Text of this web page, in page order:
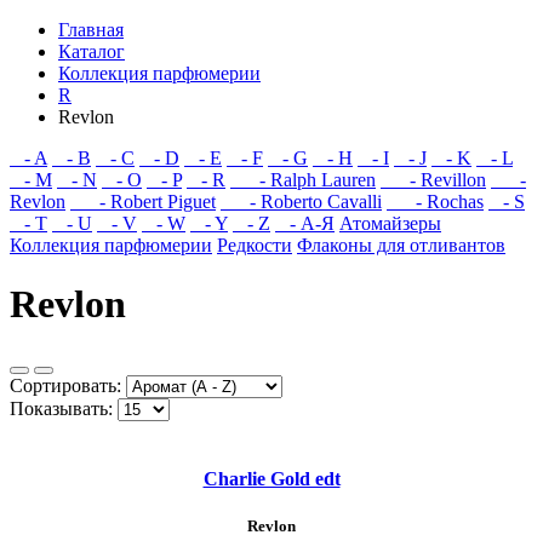
Главная
Каталог
Коллекция парфюмерии
R
Revlon
- A
- B - C - D - E - F - G - H - I - J - K
- L
- M
- N - O - P - R - Ralph Lauren - Revillon
-
Revlon
- Robert Piguet - Roberto Cavalli - Rochas
- S
- T
- U - V - W - Y - Z - А-Я Атомайзеры
Коллекция парфюмерии Редкости Флаконы для отливантов
Revlon
Сортировать:
Показывать:
Charlie Gold edt
Revlon